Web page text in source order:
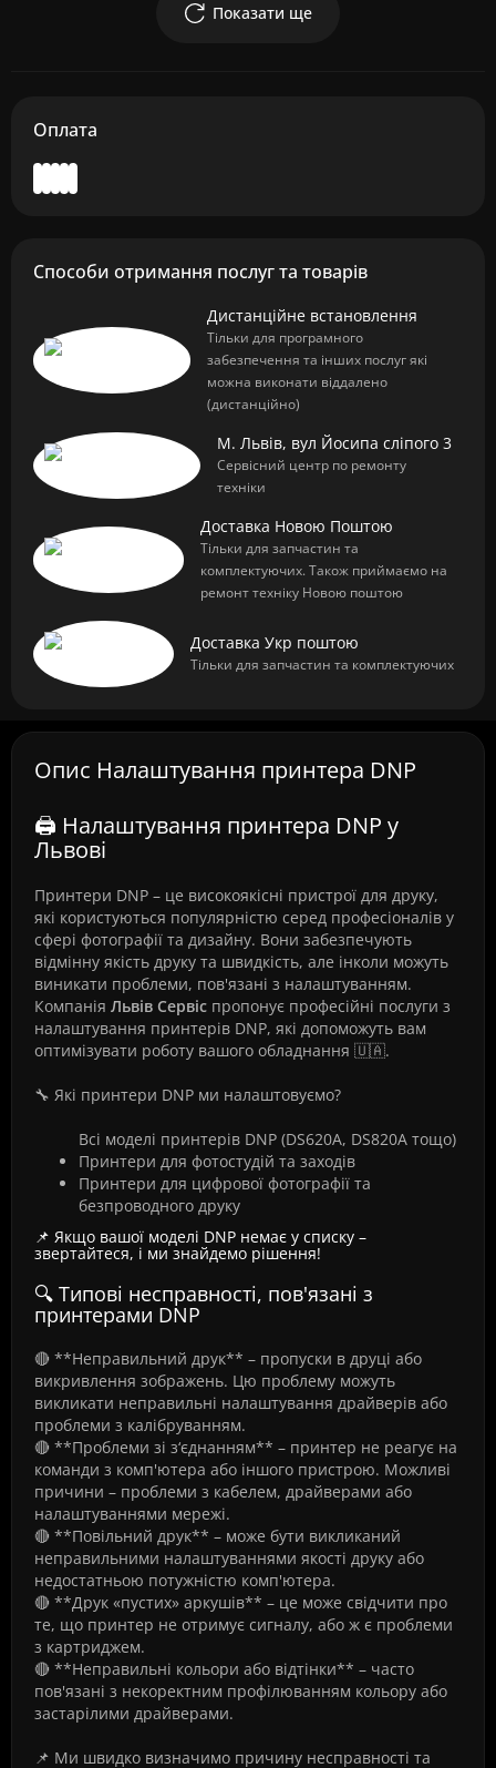
Показати ще
Оплата
Способи отримання послуг та товарів
Дистанційне встановлення
Тільки для програмного
забезпечення та інших послуг які
можна виконати віддалено
(дистанційно)
М. Львів, вул Йосипа сліпого 3
Сервісний центр по ремонту
техніки
Доставка Новою Поштою
Тільки для запчастин та
комплектуючих. Також приймаємо на
ремонт техніку Новою поштою
Доставка Укр поштою
Тільки для запчастин та комплектуючих
Опис Налаштування принтера DNP
🖨️ Налаштування принтера DNP у
Львові
Принтери DNP – це високоякісні пристрої для друку,
які користуються популярністю серед професіоналів у
сфері фотографії та дизайну. Вони забезпечують
відмінну якість друку та швидкість, але інколи можуть
виникати проблеми, пов'язані з налаштуванням.
Компанія Львів Сервіс пропонує професійні послуги з
налаштування принтерів DNP, які допоможуть вам
оптимізувати роботу вашого обладнання 🇺🇦.
🔧 Які принтери DNP ми налаштовуємо?
Всі моделі принтерів DNP (DS620A, DS820A тощо)
Принтери для фотостудій та заходів
Принтери для цифрової фотографії та
безпроводного друку
📌 Якщо вашої моделі DNP немає у списку –
звертайтеся, і ми знайдемо рішення!
🔍 Типові несправності, пов'язані з
принтерами DNP
🔴 **Неправильний друк** – пропуски в друці або
викривлення зображень. Цю проблему можуть
викликати неправильні налаштування драйверів або
проблеми з калібруванням.
🔴 **Проблеми зі з‘єднанням** – принтер не реагує на
команди з комп'ютера або іншого пристрою. Можливі
причини – проблеми з кабелем, драйверами або
налаштуваннями мережі.
🔴 **Повільний друк** – може бути викликаний
неправильними налаштуваннями якості друку або
недостатньою потужністю комп'ютера.
🔴 **Друк «пустих» аркушів** – це може свідчити про
те, що принтер не отримує сигналу, або ж є проблеми
з картриджем.
🔴 **Неправильні кольори або відтінки** – часто
пов'язані з некоректним профілюванням кольору або
застарілими драйверами.
📌 Ми швидко визначимо причину несправності та